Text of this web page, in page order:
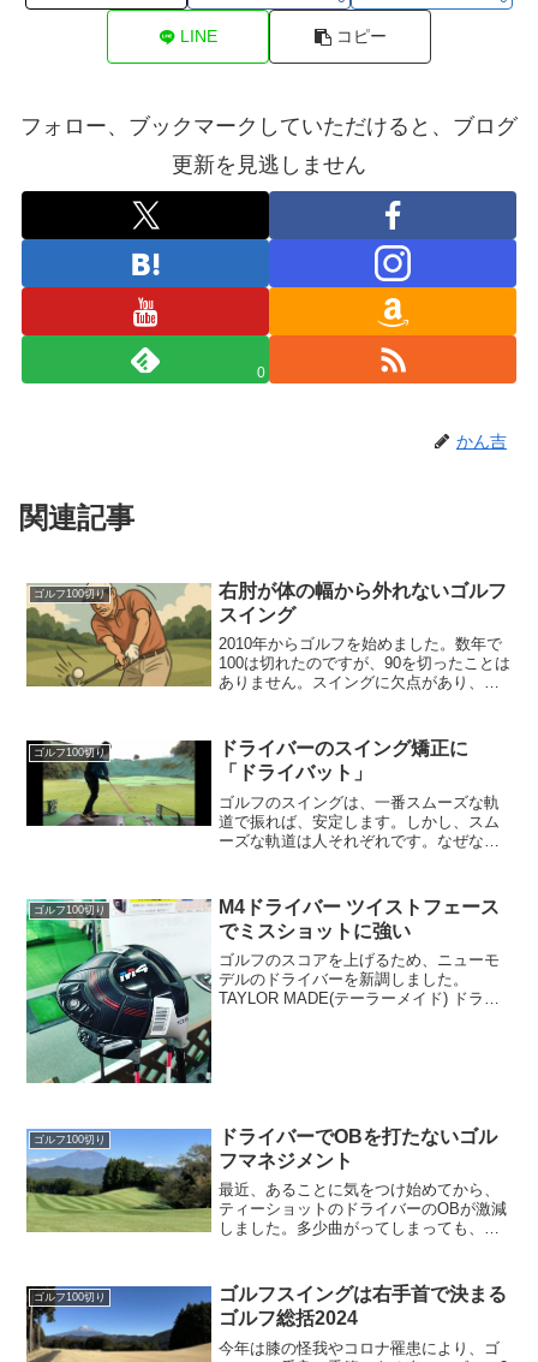
LINE コピー
フォロー、ブックマークしていただけると、ブログ
更新を見逃しません
0
かん吉
関連記事
ゴルフ100切り
右肘が体の幅から外れないゴルフ
スイング
2010年からゴルフを始めました。数年で
100は切れたのですが、90を切ったことは
ありません。スイングに欠点があり、認
のですが、解決のヒントを掴みつつあり
ます。
ゴルフ100切り
ドライバーのスイング矯正に
「ドライバット」
ゴルフのスイングは、一番スムーズな軌
道で振れば、安定します。しかし、スム
ーズな軌道は人それぞれです。なぜな
ングを見つけるにはどうすれば良いので
しょう？その方法の一つとし...
ゴルフ100切り
M4ドライバー ツイストフェース
でミスショットに強い
ゴルフのスコアを上げるため、ニューモ
デルのドライバーを新調しました。
TAYLOR MADE(テーラーメイド) ドライ
ゴルフ100切り
ドライバーでOBを打たないゴル
フマネジメント
最近、あることに気をつけ始めてから、
ティーショットのドライバーのOBが激減
しました。多少曲がってしまっても、ギ
ポジションです。
ゴルフ100切り
ゴルフスイングは右手首で決まる
ゴルフ総括2024
今年は膝の怪我やコロナ罹患により、ゴ